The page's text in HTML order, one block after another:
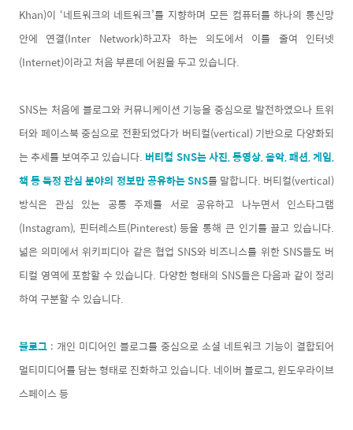
Khan)이 ‘네트워크의 네트워크’를 지향하며 모든 컴퓨터를 하나의 통신망
안에 연결(Inter Network)하고자 하는 의도에서 이를 줄여 인터넷
(Internet)이라고 처음 부른데 어원을 두고 있습니다.
SNS는 처음에 블로그와 커뮤니케이션 기능을 중심으로 발전하였으나 트위
터와 페이스북 중심으로 전환되었다가 버티컬(vertical) 기반으로 다양화되
는 추세를 보여주고 있습니다. 버티컬 SNS는 사진, 동영상, 음악, 패션, 게임,
책 등 특정 관심 분야의 정보만 공유하는 SNS를 말합니다. 버티컬(vertical)
방식은 관심 있는 공통 주제를 서로 공유하고 나누면서 인스타그램
(Instagram), 핀터레스트(Pinterest) 등을 통해 큰 인기를 끌고 있습니다.
넓은 의미에서 위키피디아 같은 협업 SNS와 비즈니스를 위한 SNS들도 버
티컬 영역에 포함할 수 있습니다. 다양한 형태의 SNS들은 다음과 같이 정리
하여 구분할 수 있습니다.
블로그 : 개인 미디어인 블로그를 중심으로 소셜 네트워크 기능이 결합되어
멀티미디어를 담는 형태로 진화하고 있습니다. 네이버 블로그, 윈도우라이브
스페이스 등